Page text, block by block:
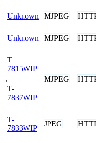
Unknown MJPEG
Unknown MJPEG
T-
7815WIP
,
T-
7837WIP
MJPEG
T-
7833WIP
JPEG